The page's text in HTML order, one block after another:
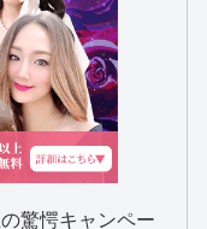
驚愕キャンペー